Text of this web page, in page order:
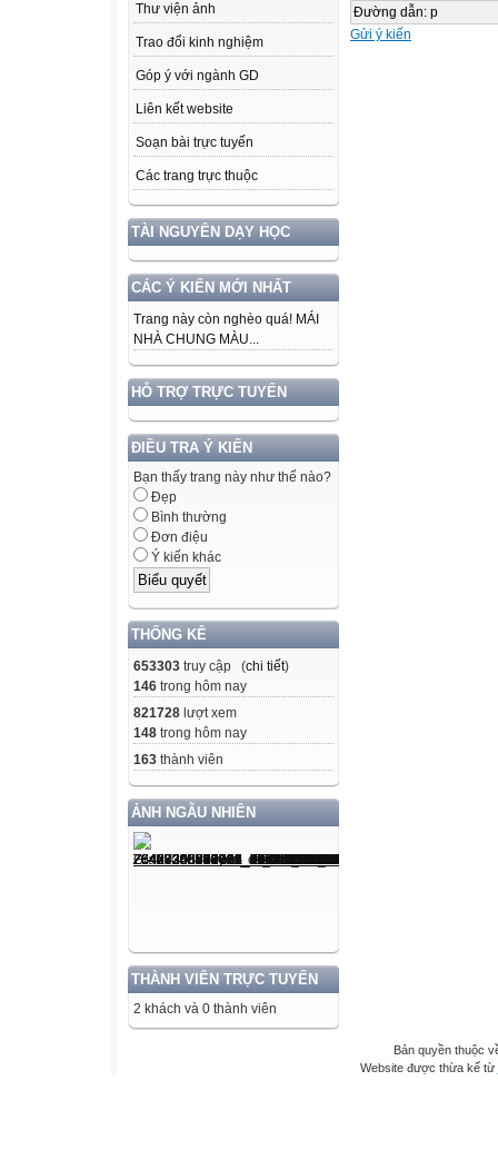
Thư viện ảnh
Trao đổi kinh nghiệm
Góp ý với ngành GD
Liên kết website
Soạn bài trực tuyến
Các trang trực thuộc
TÀI NGUYÊN DẠY HỌC
CÁC Ý KIẾN MỚI NHẤT
Trang này còn nghèo quá! MÁI
NHÀ CHUNG MÀU...
HỖ TRỢ TRỰC TUYẾN
ĐIỀU TRA Ý KIẾN
Bạn thấy trang này như thế nào?
Đẹp
Bình thường
Đơn điệu
Ý kiến khác
THỐNG KÊ
653303 truy cập (chi tiết)
146 trong hôm nay
821728 lượt xem
148 trong hôm nay
163 thành viên
ẢNH NGẪU NHIÊN
THÀNH VIÊN TRỰC TUYẾN
2 khách và 0 thành viên
Đường dẫn: p
Gửi ý kiến
Bản quyền thuộc
Website được thừa kế từ